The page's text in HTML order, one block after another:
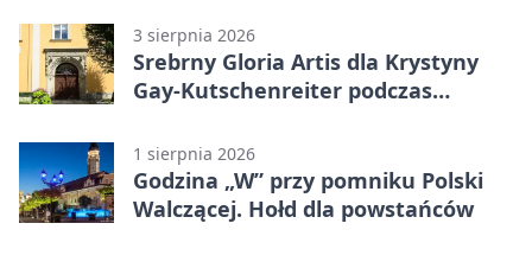
3 sierpnia 2026
Srebrny Gloria Artis dla Krystyny
Gay-Kutschenreiter podczas
1 sierpnia 2026
Godzina „W” przy pomniku Polski
Walczącej. Hołd dla powstańców